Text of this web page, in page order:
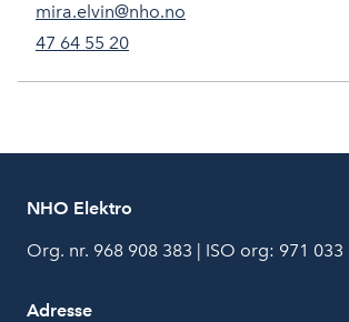
mira.elvin@nho.no
47 64 55 20
NHO Elektro
Org. nr. 968 908 383 | ISO org: 971 033
Adresse